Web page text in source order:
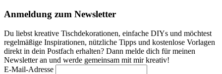
Anmeldung zum Newsletter
Du liebst kreative Tischdekorationen, einfache DIYs und möchtest
regelmäßige Inspirationen, nützliche Tipps und kostenlose Vorlagen
direkt in dein Postfach erhalten? Dann melde dich für meinen
Newsletter an und werde gemeinsam mit mir kreativ!
E-Mail-Adresse